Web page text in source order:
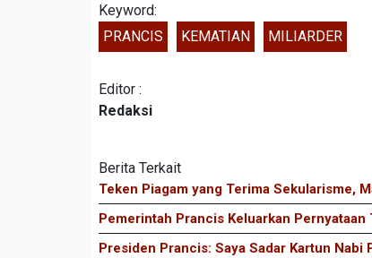
Keyword:
PRANCIS
KEMATIAN MILIARDER
Editor :
Redaksi
Berita Terkait
Teken Piagam yang Terima Sekularisme,
Pemerintah Prancis Keluarkan Pernyataan
Presiden Prancis: Saya Sadar Kartun Nabi